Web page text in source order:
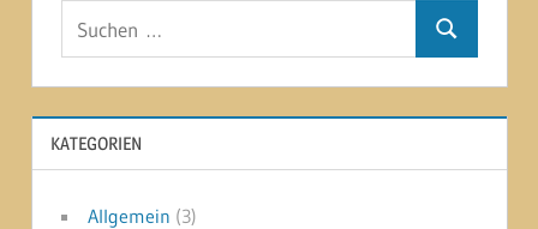
Suchen
KATEGORIEN
Allgemein (3)